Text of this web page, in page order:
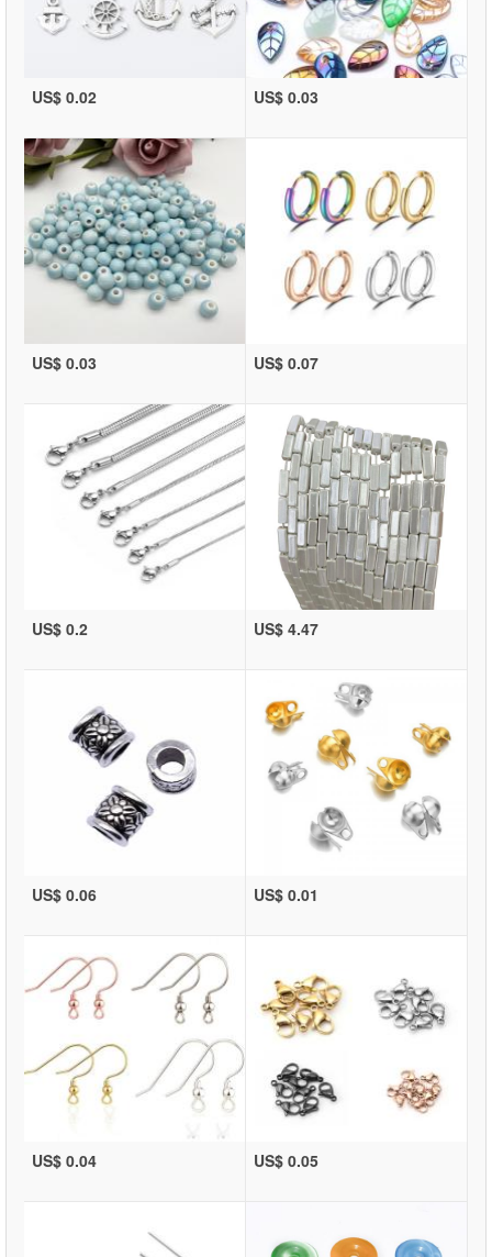
US$ 0.02 US$ 0.03
US$ 0.03 US$ 0.07
US$ 0.2 US$ 4.47
US$ 0.06 US$ 0.01
US$ 0.04 US$ 0.05